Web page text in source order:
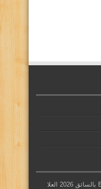
تأجير سيارات مرسيدس E200 بالسائق 2026 العلا